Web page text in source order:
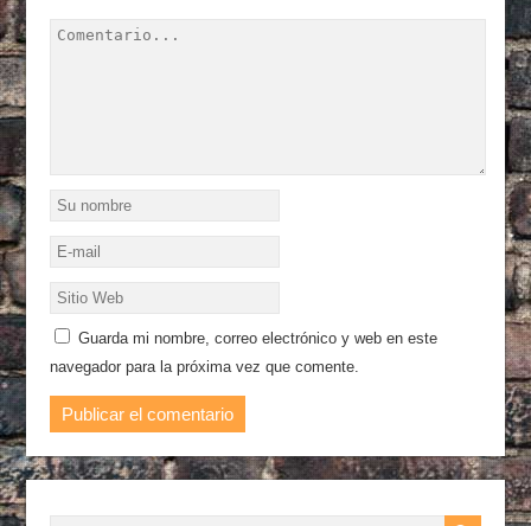
Guarda mi nombre, correo electrónico y web en este
navegador para la próxima vez que comente.